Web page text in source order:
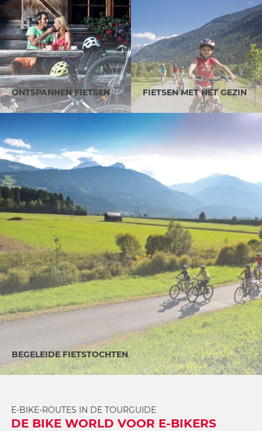
ONTSPANNEN FIETSEN FIETSEN MET HET GEZIN
BEGELEIDE FIETSTOCHTEN
E-BIKE-ROUTES IN DE TOURGUIDE
DE BIKE WORLD VOOR E-BIKERS